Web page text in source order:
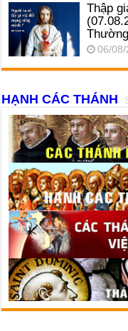
Thập
06/08/
HẠNH CÁC THÁNH